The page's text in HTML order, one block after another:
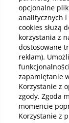
opcjonalne
analitycznych
cookies służą
korzystania z
dostosowane
reklam).
zapamiętanie
Korzystanie z
zgody. Zgoda
momencie
Korzystanie z